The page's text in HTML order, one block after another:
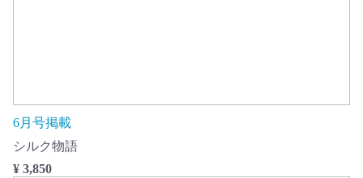
6月号掲載
シルク物語
¥ 3,850